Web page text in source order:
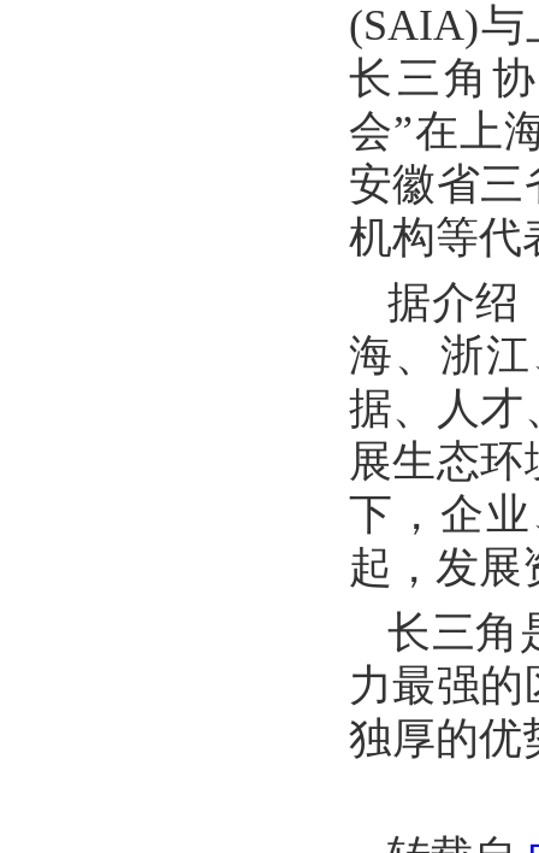
(SAIA)与
长三角
会”在上
安徽省三
机构等代
据介绍
海、浙
据、人才
展生态
下，企
起，发展
长三角
力最强
独厚的优